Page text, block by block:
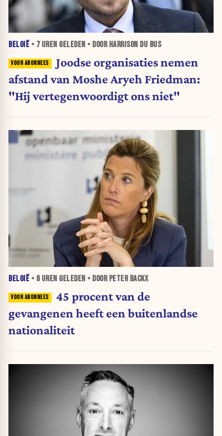
BELGIË • 7 UREN GELEDEN • DOOR HARRISON DU BUS
Joodse organisaties nemen
afstand van Moshe Aryeh Friedman:
"Hij vertegenwoordigt ons niet"
BELGIË • 8 UREN GELEDEN • DOOR PETER BACKX
45 procent van de
gevangenen heeft een buitenlandse
nationaliteit